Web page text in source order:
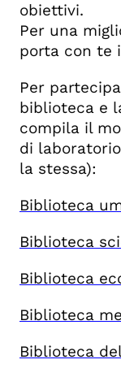
obiettivi.
Per una
porta con te
Per
biblioteca e
compila il
di
la stessa):
Biblioteca
Biblioteca
Biblioteca
Biblioteca
Biblioteca